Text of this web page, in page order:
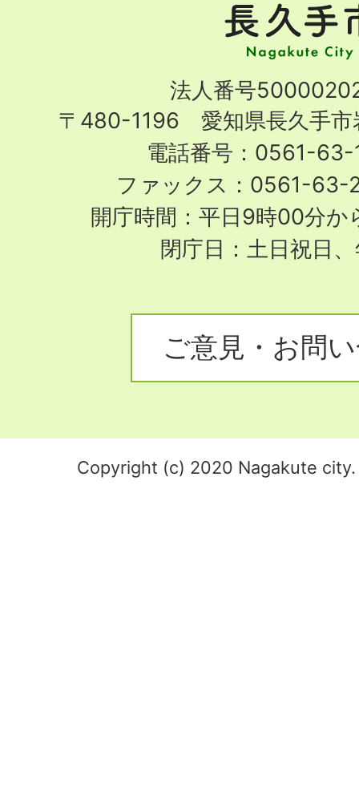
手
市
City
法人番号
〒480-1196 愛知県長久手市
電話番号：0561-63-
ファックス：0561-63-
開庁時間：平日9時00分か
閉庁日：土日祝日
ご意見・お問
Copyright (c) 2020 Nagakute